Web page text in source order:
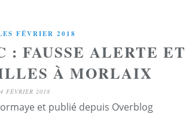
FÉVRIER 2018
: FAUSSE ALERTE ET
À MORLAIX
FÉVRIER 2018
et publié depuis Overblog